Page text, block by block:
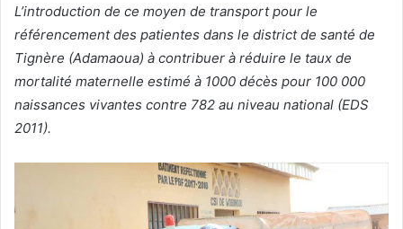
r
u
n
L’introduction de ce moyen de transport pour le
référencement des patientes dans le district de santé de
Tignère (Adamaoua) à contribuer à réduire le taux de
mortalité maternelle estimé à 1000 décès pour 100 000
naissances vivantes contre 782 au niveau national (EDS
2011).